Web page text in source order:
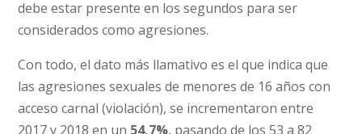
debe estar presente en los segundos para ser
considerados como agresiones.
Con todo, el dato más llamativo es el que indica que
las agresiones sexuales de menores de 16 años con
acceso carnal (violación), se incrementaron entre
2017 y 2018 en un 54,7%, pasando de los 53 a 82